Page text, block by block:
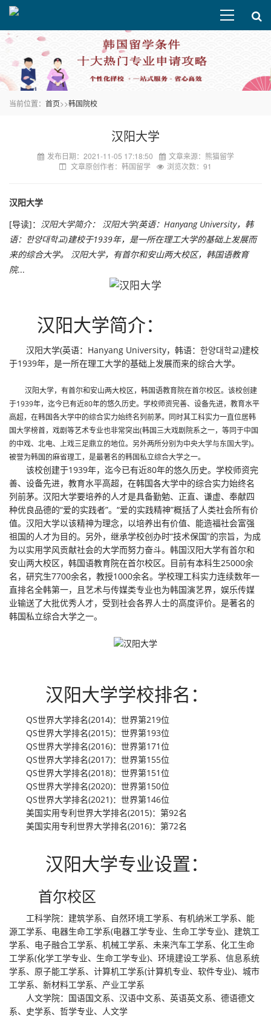
当前位置： 首页>>韩国院校
汉阳大学
发布日期：2021-11-05 17:18:50
文章来源：熊猫留学
文章原创作者：韩国留学
浏览次数：91
汉阳大学
[导读]： 汉阳大学简介： 汉阳大学(英语：Hanyang University，韩
语：한양대학교)建校于1939年，是一所在理工大学的基础上发展而
来的综合大学。 汉阳大学，有首尔和安山两大校区，韩国语教育
院...
汉阳大学简介：
汉阳大学(英语：Hanyang University，韩语：한양대학교)建校
于1939年，是一所在理工大学的基础上发展而来的综合大学。
汉阳大学，有首尔和安山两大校区，韩国语教育院在首尔校区。该校创建
于1939年，迄今已有近80年的悠久历史。学校师资完善、设备先进，教育水平
高超，在韩国各大学中的综合实力始终名列前茅。同时其工科实力一直位居韩
国大学榜首，戏剧等艺术专业也非常突出(韩国三大戏剧院系之一，等同于中国
的中戏、北电、上戏三足鼎立的地位。另外两所分别为中央大学与东国大学)。
被誉为韩国的麻省理工，是最著名的韩国私立综合大学之一。
该校创建于1939年，迄今已有近80年的悠久历史。学校师资完
善、设备先进，教育水平高超，在韩国各大学中的综合实力始终名
列前茅。汉阳大学要培养的人才是具备勤勉、正直、谦虚、奉献四
种优良品德的“爱的实践者”。“爱的实践精神”概括了人类社会所有价
值。汉阳大学以该精神为理念，以培养出有价值、能造福社会富强
祖国的人才为目的。另外，继承学校创办时“技术保国”的宗旨，为成
为以实用学风贡献社会的大学而努力奋斗。韩国汉阳大学有首尔和
安山两大校区，韩国语教育院在首尔校区。目前有本科生25000余
名，研究生7700余名，教授1000余名。学校理工科实力连续数年一
直排名全韩第一，且艺术与传媒类专业也为韩国演艺界，娱乐传媒
业输送了大批优秀人才，受到社会各界人士的高度评价。是著名的
韩国私立综合大学之一。
汉阳大学学校排名：
QS世界大学排名(2014)：世界第219位
QS世界大学排名(2015)：世界第193位
QS世界大学排名(2016)：世界第171位
QS世界大学排名(2017)：世界第155位
QS世界大学排名(2018)：世界第151位
QS世界大学排名(2020)：世界第150位
QS世界大学排名(2021)：世界第146位
美国实用专利世界大学排名(2015)：第92名
美国实用专利世界大学排名(2016)：第72名
汉阳大学专业设置：
首尔校区
工科学院：建筑学系、自然环境工学系、有机纳米工学系、能
源工学系、电器生命工学系(电器工学专业、生命工学专业)、建筑工
学系、电子融合工学系、机械工学系、未来汽车工学系、化工生命
工学系(化学工学专业、生命工学专业)、环境建设工学系、信息系统
学系、原子能工学系、计算机工学系(计算机专业、软件专业)、城市
工学系、新材料工学系、产业工学系
人文学院：国语国文系、汉语中文系、英语英文系、德语德文
系、史学系、哲学专业、人文学